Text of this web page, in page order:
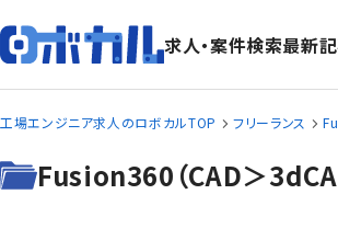
求人・案件検索最新
工場エンジニア求人のロボカルTOP フリーランス
Fusion360（CAD＞